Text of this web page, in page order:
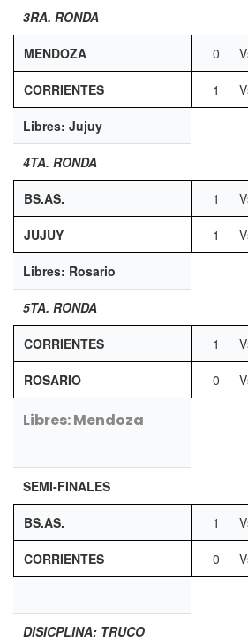
3RA. RONDA
MENDOZA 0
CORRIENTES 1
Libres: Jujuy
4TA. RONDA
BS.AS. 1
JUJUY 1
Libres: Rosario
5TA. RONDA
CORRIENTES 1
ROSARIO 0
Libres: Mendoza
SEMI-FINALES
BS.AS. 1
CORRIENTES 0
DISICPLINA: TRUCO